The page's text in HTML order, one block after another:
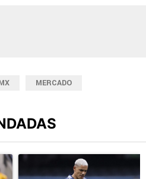
MERCADO
título "Durísimo golpe: Cruz Azul
Un artículo de tendencia con